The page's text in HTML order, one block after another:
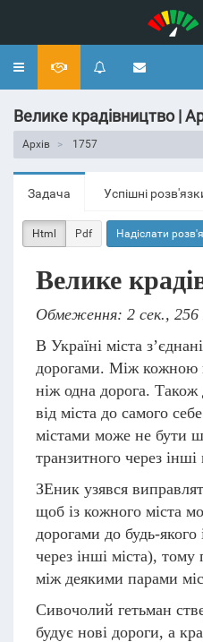
Toggle
Велике крадівництво |
Архів 1757
Задача Успішні
Html Pdf Надіслати
Велике
Обмеження: 2 сек.,
В Україні міста
дорогами. Між кожною
ніж одна дорога.
від міста до самого
містами може не бути
транзитного через інші
ЗЕник узявся
щоб із кожного міста
дорогами до будь-
через інші міста),
між деякими парами
Сивочолий гетьман
будує нові дороги, а